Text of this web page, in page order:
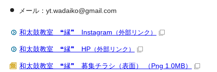
メール：yt.wadaiko@gmail.com
和太鼓教室 ❝縁❞ Instagram （外部リンク）
和太鼓教室 ❝縁❞ HP （外部リンク）
和太鼓教室 ❝縁❞ 募集チラシ（表面） （Png 1.0MB）